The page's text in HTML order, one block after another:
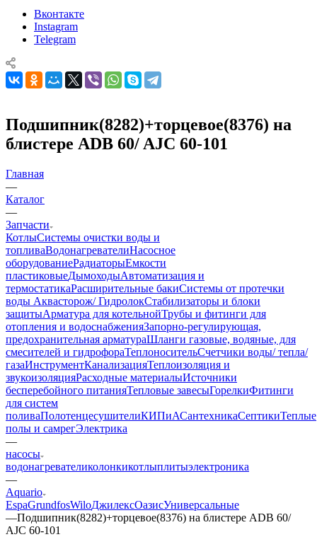
Вконтакте
Instagram
Telegram
Подшипник(8282)+торцевое(8376) на
блистере ADB 60/ AJC 60-101
Главная
—
Каталог
—
Запчасти
КотлыСистемы очистки воды и
топливаВодонагревателиНасосное
оборудованиеРадиаторыЕмкости
пластиковыеДымоходыАвтоматизация и
термостатикаРасширительные бакиСистемы от протечки
воды Аквасторож/ ГидролокСтабилизаторы и блоки
защитыАрматура для котельнойТрубы и фитинги для
отопления и водоснабженияЗапорно-регулирующая,
предохранительная арматураШланги газовые, водяные, для
смесителей и гидрофораТеплоносительСчетчики воды/ тепла/
газаИнструментКанализацияТеплоизоляция и
звукоизоляцияРасходные материалыИсточники
бесперебойного питанияТепловые завесыГорелкиФитинги
для систем
поливаПолотенцесушителиКИПиАСантехникаСептикиТеплые
полы и самрегЭлектрика
—
насосы
водонагревателиколонкикотлыплитыэлектроника
—
Aquario
EspaGrundfosWiloДжилексОазисУниверсальные
—Подшипник(8282)+торцевое(8376) на блистере ADB 60/
AJC 60-101